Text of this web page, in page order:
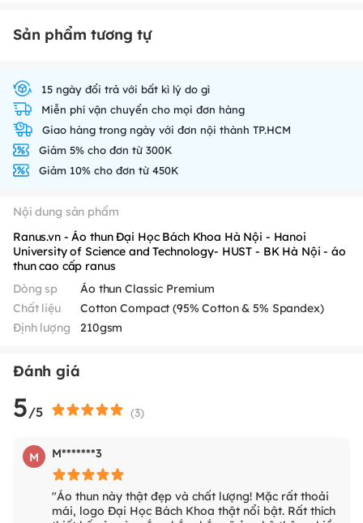
Sản phẩm tương tự
15 ngày đổi trả với bất kì lý do gì
Miễn phí vận chuyển cho mọi đơn hàng
Giao hàng trong ngày với đơn nội thành TP.HCM
Giảm 5% cho đơn từ 300K
Giảm 10% cho đơn từ 450K
Nội dung sản phẩm
Ranus.vn - Áo thun Đại Học Bách Khoa Hà Nội - Hanoi
University of Science and Technology- HUST - BK Hà Nội - áo
thun cao cấp ranus
Dòng sp
Áo thun Classic Premium
Chất liệu
Cotton Compact (95% Cotton & 5% Spandex)
Định lượng
210gsm
Đánh giá
5/5 (3)
M M*******3
"Áo thun này thật đẹp và chất lượng! Mặc rất thoải
mái, logo Đại Học Bách Khoa thật nổi bật. Rất thích